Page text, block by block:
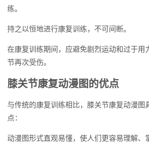
练。
持之以恒地进行康复训练，不可间断。
在康复训练期间，应避免剧烈运动和过于用
节再次受伤。
膝关节康复动漫图的优点
与传统的康复训练相比，膝关节康复动漫图
点：
动漫图形式直观易懂，使人们更容易理解、